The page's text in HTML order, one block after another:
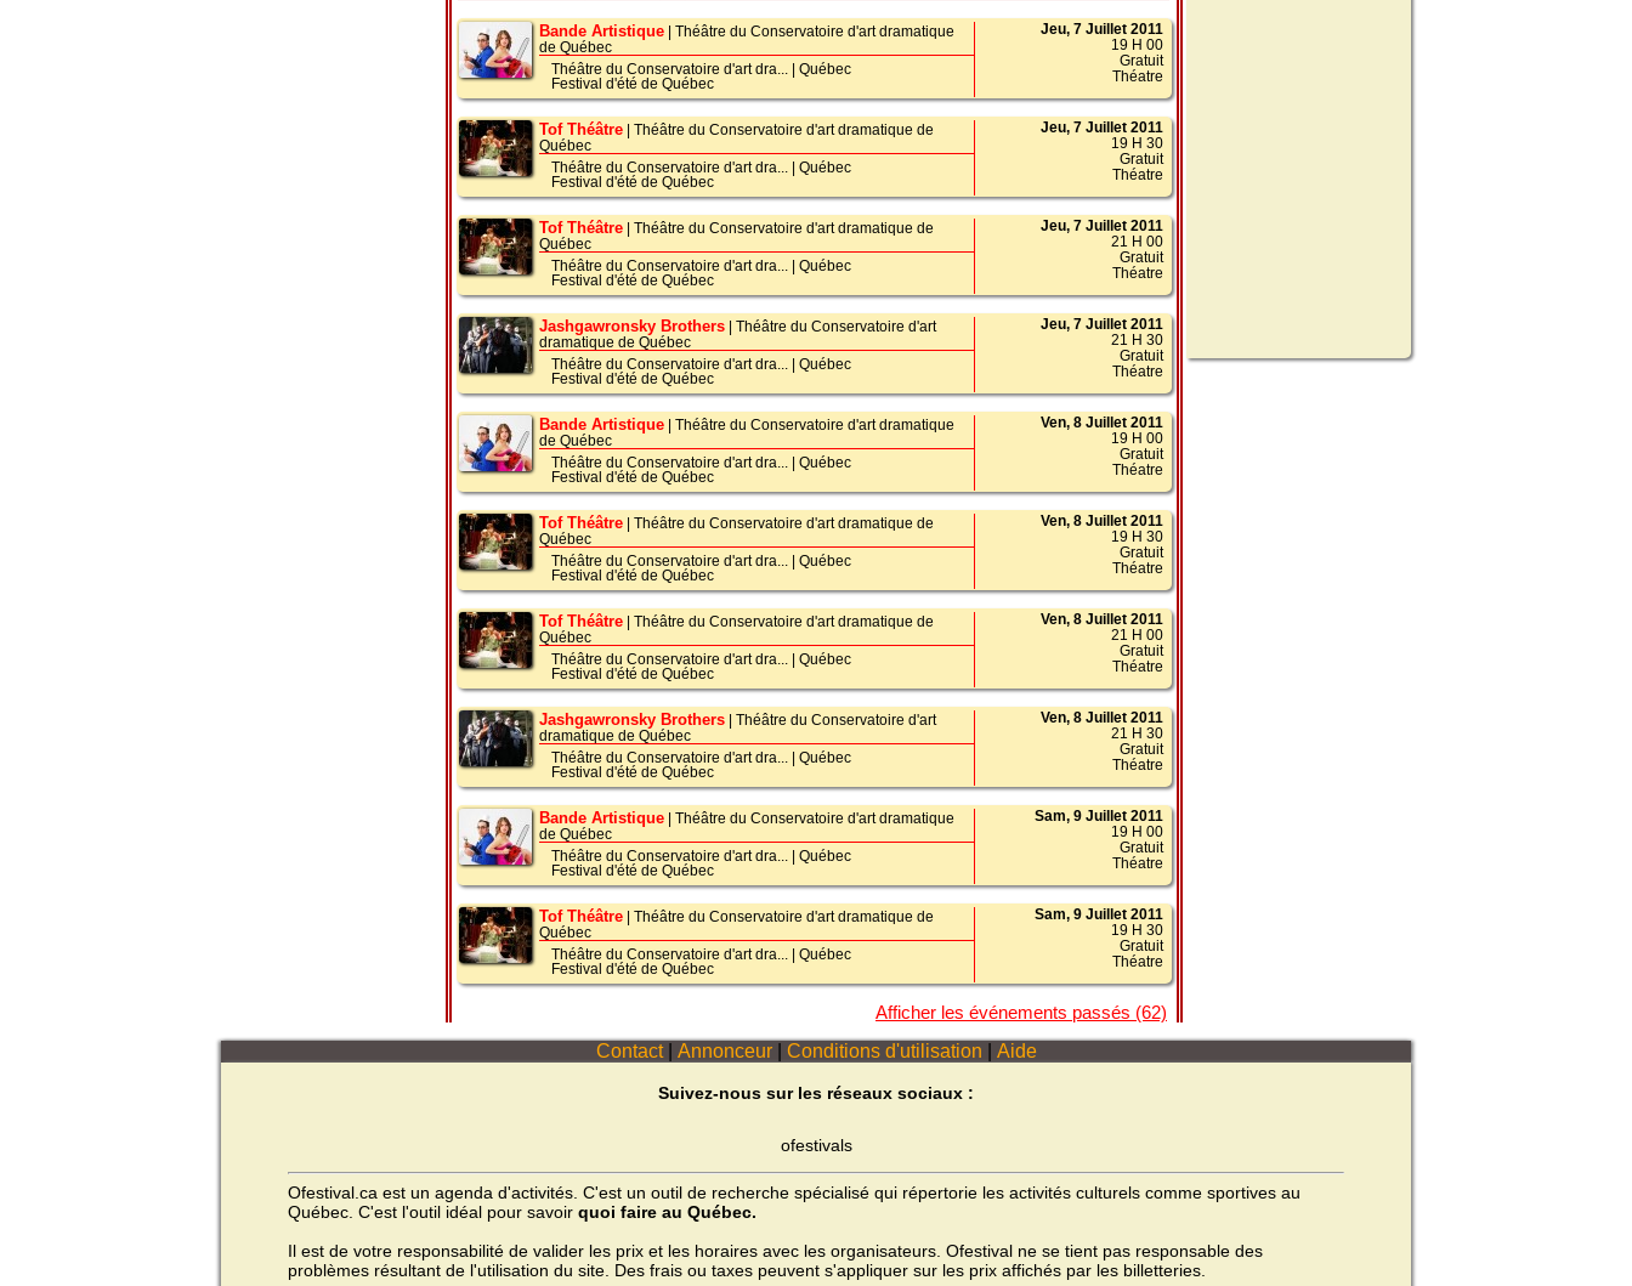
Jeu, 7 Juillet 2011
19 H 00
Gratuit
Théatre
Bande Artistique | Théâtre du Conservatoire d'art dramatique
de Québec
Théâtre du Conservatoire d'art dra...
Québec
Festival d'été de Québec
Jeu, 7 Juillet 2011
19 H 30
Gratuit
Théatre
Tof Théâtre | Théâtre du Conservatoire d'art dramatique de
Québec
Théâtre du Conservatoire d'art dra...
Québec
Festival d'été de Québec
Jeu, 7 Juillet 2011
21 H 00
Gratuit
Théatre
Tof Théâtre | Théâtre du Conservatoire d'art dramatique de
Québec
Théâtre du Conservatoire d'art dra...
Québec
Festival d'été de Québec
Jeu, 7 Juillet 2011
21 H 30
Gratuit
Théatre
Jashgawronsky Brothers | Théâtre du Conservatoire d'art
dramatique de Québec
Théâtre du Conservatoire d'art dra...
Québec
Festival d'été de Québec
Ven, 8 Juillet 2011
19 H 00
Gratuit
Théatre
Bande Artistique | Théâtre du Conservatoire d'art dramatique
de Québec
Théâtre du Conservatoire d'art dra...
Québec
Festival d'été de Québec
Ven, 8 Juillet 2011
19 H 30
Gratuit
Théatre
Tof Théâtre | Théâtre du Conservatoire d'art dramatique de
Québec
Théâtre du Conservatoire d'art dra...
Québec
Festival d'été de Québec
Ven, 8 Juillet 2011
21 H 00
Gratuit
Théatre
Tof Théâtre | Théâtre du Conservatoire d'art dramatique de
Québec
Théâtre du Conservatoire d'art dra...
Québec
Festival d'été de Québec
Ven, 8 Juillet 2011
21 H 30
Gratuit
Théatre
Jashgawronsky Brothers | Théâtre du Conservatoire d'art
dramatique de Québec
Théâtre du Conservatoire d'art dra...
Québec
Festival d'été de Québec
Sam, 9 Juillet 2011
19 H 00
Gratuit
Théatre
Bande Artistique | Théâtre du Conservatoire d'art dramatique
de Québec
Théâtre du Conservatoire d'art dra...
Québec
Festival d'été de Québec
Sam, 9 Juillet 2011
19 H 30
Gratuit
Théatre
Tof Théâtre | Théâtre du Conservatoire d'art dramatique de
Québec
Théâtre du Conservatoire d'art dra...
Québec
Festival d'été de Québec
Afficher les événements passés (62)
Contact
Annonceur Conditions d'utilisation Aide
Suivez-nous sur les réseaux sociaux :
ofestivals
Ofestival.ca est un agenda d'activités. C'est un outil de recherche spécialisé qui répertorie les activités culturels comme sportives au
Québec. C'est l'outil idéal pour savoir quoi faire au Québec.
Il est de votre responsabilité de valider les prix et les horaires avec les organisateurs. Ofestival ne se tient pas responsable des
problèmes résultant de l'utilisation du site. Des frais ou taxes peuvent s'appliquer sur les prix affichés par les billetteries.